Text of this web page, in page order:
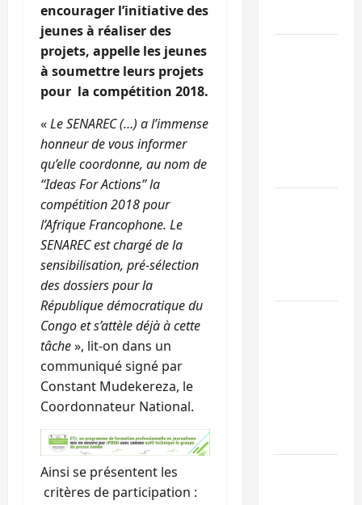
encourager l’initiative des
jeunes à réaliser des
projets, appelle les jeunes
à soumettre leurs projets
pour la compétition 2018.
«Le SENAREC (…) a l’immense
honneur de vous informer
qu’elle coordonne, au nom de
‘‘Ideas For Actions’’ la
compétition 2018 pour
l’Afrique Francophone. Le
SENAREC est chargé de la
sensibilisation, pré-sélection
des dossiers pour la
République démocratique du
Congo et s’attèle déjà à cette
tâche», lit-on dans un
communiqué signé par
Constant Mudekereza, le
Coordonnateur National.
Ainsi se présentent les
critères de participation :